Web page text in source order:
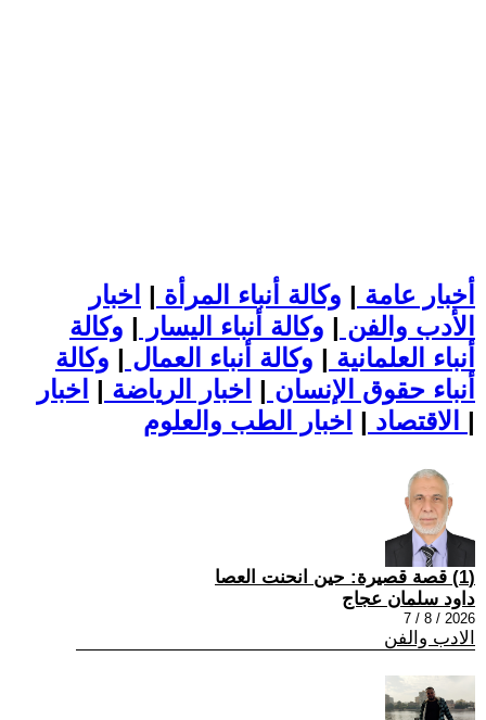
أخبار عامة | وكالة أنباء المرأة | اخبار
الأدب والفن | وكالة أنباء اليسار | وكالة
أنباء العلمانية | وكالة أنباء العمال | وكالة
أنباء حقوق الإنسان | اخبار الرياضة | اخبار
الاقتصاد | |
(1) قصة قصيرة: حين انحنت العصا
داود سلمان عجاج
2026 / 8 / 7
الادب والفن